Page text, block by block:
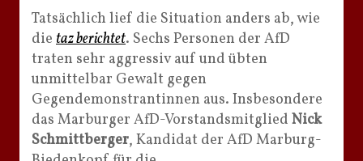
Tatsächlich lief die Situation anders ab, wie
die taz berichtet. Sechs Personen der AfD
traten sehr aggressiv auf und übten
unmittelbar Gewalt gegen
Gegendemonstrantinnen aus. Insbesondere
das Marburger AfD-Vorstandsmitglied Nick
Schmittberger, Kandidat der AfD Marburg-